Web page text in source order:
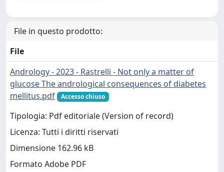
File in questo prodotto:
File
Andrology - 2023 - Rastrelli - Not only a matter of
glucose The andrological consequences of diabetes
mellitus.pdf
Accesso chiuso
Tipologia: Pdf editoriale (Version of record)
Licenza: Tutti i diritti riservati
Dimensione 162.96 kB
Formato Adobe PDF